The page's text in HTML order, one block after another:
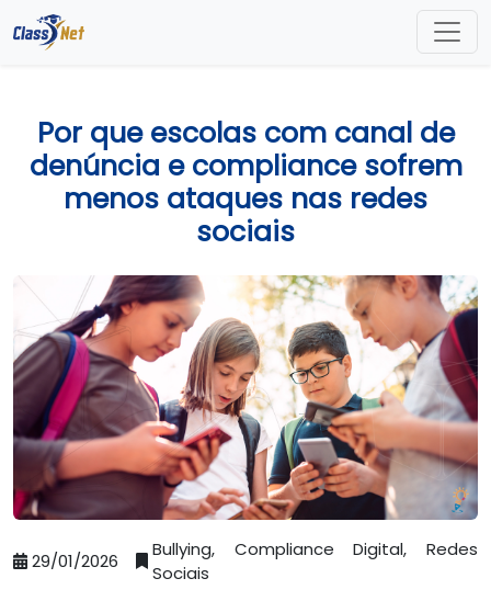
Por que escolas com canal de
denúncia e compliance sofrem
menos ataques nas redes
sociais
29/01/2026
Bullying, Compliance Digital, Redes
Sociais